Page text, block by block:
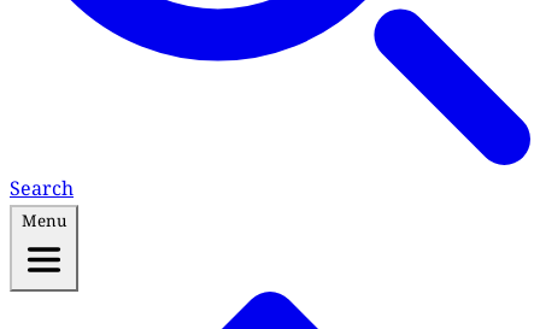
Search
Menu